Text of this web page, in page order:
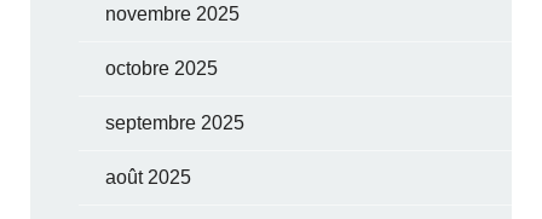
novembre 2025
octobre 2025
septembre 2025
août 2025